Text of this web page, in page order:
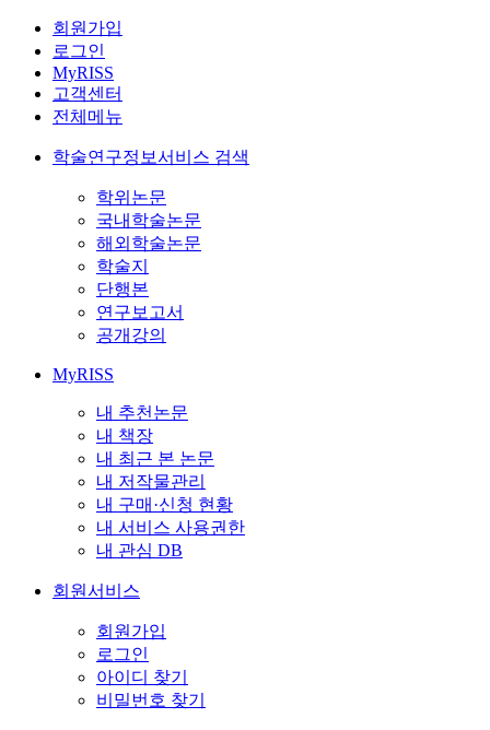
회원가입
로그인
MyRISS
고객센터
전체메뉴
학술연구정보서비스 검색
학위논문
국내학술논문
해외학술논문
학술지
단행본
연구보고서
공개강의
MyRISS
내 추천논문
내 책장
내 최근 본 논문
내 저작물관리
내 구매·신청 현황
내 서비스 사용권한
내 관심 DB
회원서비스
회원가입
로그인
아이디 찾기
비밀번호 찾기